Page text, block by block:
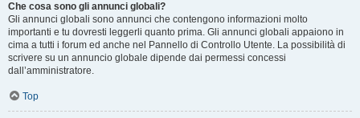
Che cosa sono gli annunci globali?
Gli annunci globali sono annunci che contengono informazioni molto
importanti e tu dovresti leggerli quanto prima. Gli annunci globali appaiono in
cima a tutti i forum ed anche nel Pannello di Controllo Utente. La possibilità di
scrivere su un annuncio globale dipende dai permessi concessi
dall’amministratore.
Top